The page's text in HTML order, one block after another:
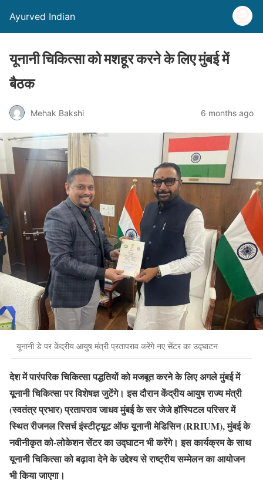
Ayurved Indian
यूनानी चिकित्सा को मशहूर करने के लिए मुंबई में
बैठक
Mehak Bakshi 6 months ago
यूनानी डे पर केंद्रीय आयुष मंत्री प्रतापराव करेंगे नए सेंटर का उद्घाटन
देश में पारंपरिक चिकित्सा पद्धतियों को मजबूत करने के लिए अगले मुंबई में
यूनानी चिकित्सा पर विशेषज्ञ जुटेंगे। इस दौरान केंद्रीय आयुष राज्य मंत्री
(स्वतंत्र प्रभार) प्रतापराव जाधव मुंबई के सर जेजे हॉस्पिटल परिसर में
स्थित रीजनल रिसर्च इंस्टीट्यूट ऑफ यूनानी मेडिसिन (RRIUM), मुंबई के
नवीनीकृत को-लोकेशन सेंटर का उद्घाटन भी करेंगे। इस कार्यक्रम के साथ
यूनानी चिकित्सा को बढ़ावा देने के उद्देश्य से राष्ट्रीय सम्मेलन का आयोजन
भी किया जाएगा।